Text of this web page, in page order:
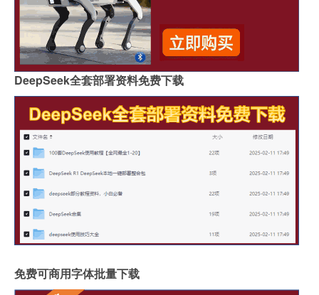
DeepSeek全套部署资料免费下载
免费可商用字体批量下载